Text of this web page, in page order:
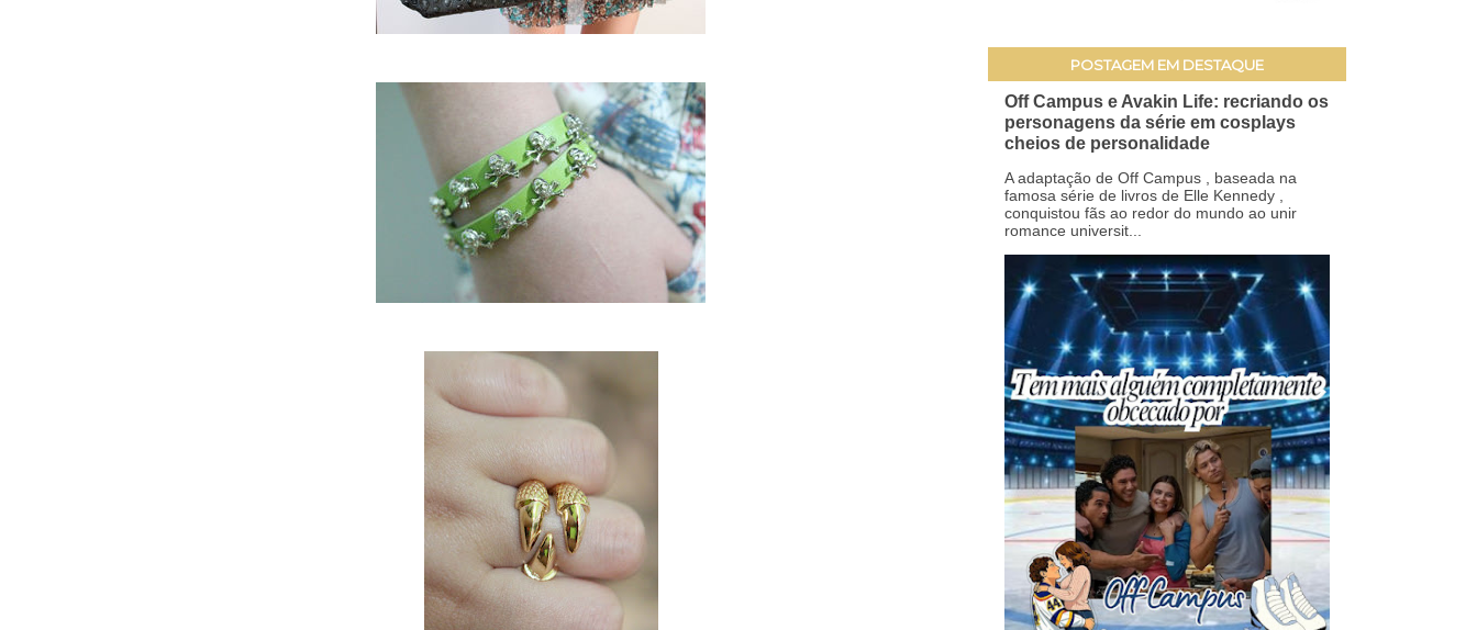
POSTAGEM EM DESTAQUE
Off Campus e Avakin Life: recriando os
personagens da série em cosplays
cheios de personalidade
A adaptação de Off Campus , baseada na
famosa série de livros de Elle Kennedy ,
conquistou fãs ao redor do mundo ao unir
romance universit...